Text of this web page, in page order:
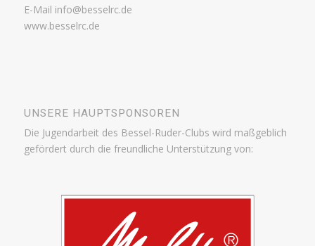
E-Mail info@besselrc.de
www.besselrc.de
UNSERE HAUPTSPONSOREN
Die Jugendarbeit des Bessel-Ruder-Clubs wird maßgeblich
gefördert durch die freundliche Unterstützung von: